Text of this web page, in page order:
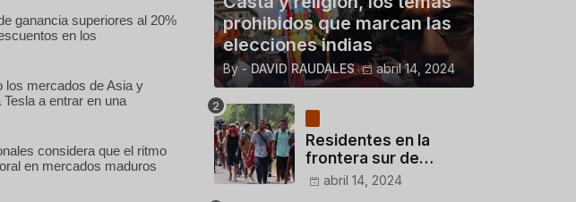
ganancia superiores al 20%
en los
los mercados de Asia y
a entrar en una
considera que el ritmo
en mercados maduros
prohibidos que marcan las
elecciones indias
By - DAVID RAUDALES abril 14, 2024
Residentes en la
frontera sur de
México critican a
abril 14, 2024